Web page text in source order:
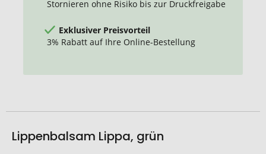
Stornieren ohne Risiko bis zur Druckfreigabe
Exklusiver Preisvorteil
3% Rabatt auf Ihre Online-Bestellung
Lippenbalsam Lippa, grün